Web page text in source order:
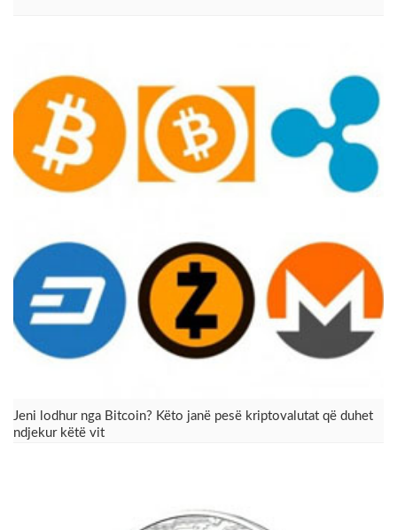
Jeni lodhur nga Bitcoin? Këto janë pesë kriptovalutat që duhet
ndjekur këtë vit